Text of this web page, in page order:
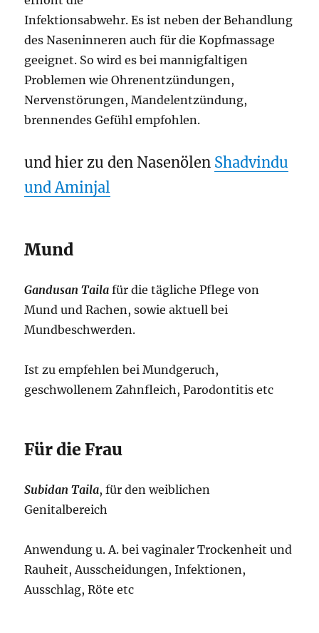
Infektionsabwehr. Es ist neben der Behandlung
des Naseninneren auch für die Kopfmassage
geeignet. So wird es bei mannigfaltigen
Problemen wie Ohrenentzündungen,
Nervenstörungen, Mandelentzündung,
brennendes Gefühl empfohlen.
und hier zu den Nasenölen Shadvindu
und Aminjal
Mund
Gandusan Taila für die tägliche Pflege von
Mund und Rachen, sowie aktuell bei
Mundbeschwerden.
Ist zu empfehlen bei Mundgeruch,
geschwollenem Zahnfleich, Parodontitis etc
Für die Frau
Subidan Taila, für den weiblichen
Genitalbereich
Anwendung u. A. bei vaginaler Trockenheit und
Rauheit, Ausscheidungen, Infektionen,
Ausschlag, Röte etc